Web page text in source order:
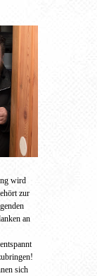
wird
zur
an
sich